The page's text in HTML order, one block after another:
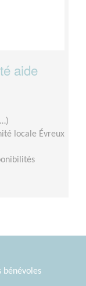
aide
locale Évreux
bénévoles